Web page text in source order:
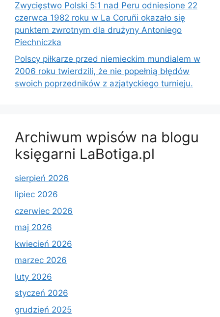
Zwycięstwo Polski 5:1 nad Peru odniesione 22
czerwca 1982 roku w La Coruñi okazało się
punktem zwrotnym dla drużyny Antoniego
Piechniczka
Polscy piłkarze przed niemieckim mundialem w
2006 roku twierdzili, że nie popełnią błędów
swoich poprzedników z azjatyckiego turnieju.
Archiwum wpisów na blogu
księgarni LaBotiga.pl
sierpień 2026
lipiec 2026
czerwiec 2026
maj 2026
kwiecień 2026
marzec 2026
luty 2026
styczeń 2026
grudzień 2025